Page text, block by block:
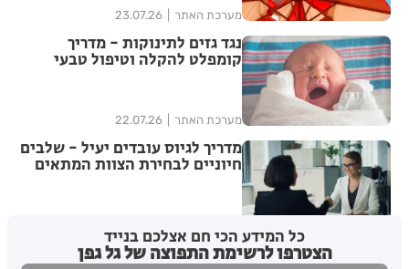
מערכת האתר 23.07.26
נגד גזים לתינוקות - מדריך
קומפלט להקלה וטיפול טבעי
מערכת האתר 22.07.26
מדריך לגיוס עובדים יעיל - שלבים
חיוניים לבחירת הצוות המתאים
כל המידע הכי חם אצלכם בנייד
הצטרפו לרשימת התפוצה של גל גפן